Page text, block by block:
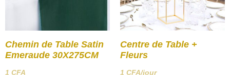
Chemin de Table Satin
Emeraude 30X275CM
1 CFA
Centre de Table +
Fleurs
1 CFA/jour